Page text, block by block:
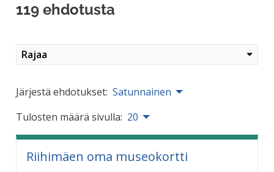
119 ehdotusta
Rajaa
Järjestä ehdotukset: Satunnainen
Tulosten määrä sivulla: 20
Riihimäen oma museokortti